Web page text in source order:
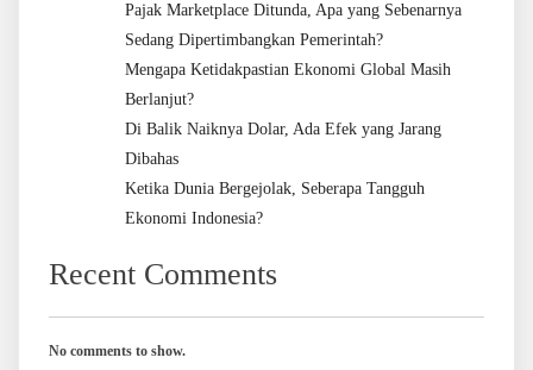
Pajak Marketplace Ditunda, Apa yang Sebenarnya
Sedang Dipertimbangkan Pemerintah?
Mengapa Ketidakpastian Ekonomi Global Masih
Berlanjut?
Di Balik Naiknya Dolar, Ada Efek yang Jarang
Dibahas
Ketika Dunia Bergejolak, Seberapa Tangguh
Ekonomi Indonesia?
Recent Comments
No comments to show.